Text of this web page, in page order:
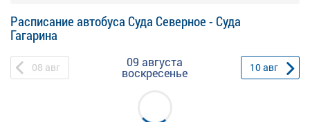
Расписание автобуса Суда Северное - Суда
Гагарина
08 авг 09 августа
воскресенье 10авг